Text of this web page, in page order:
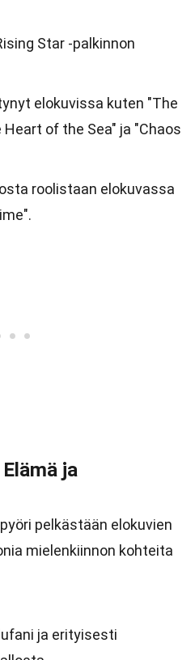
Star -palkinnon
elokuvissa kuten "The
of the Sea" ja "Chaos
roolistaan elokuvassa
ja
pelkästään elokuvien
mielenkiinnon kohteita
ja erityisesti